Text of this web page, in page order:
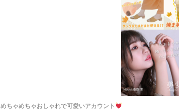
めちゃめちゃおしゃれで可愛いアカウント